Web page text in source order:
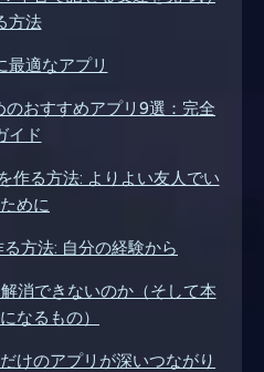
方法
最適なアプリ
おすすめアプリ9選：完全
イド
作る方法: よりよい友人でい
めに
方法: 自分の経験から
消できないのか（そして本
なるもの）
けのアプリが深いつながり